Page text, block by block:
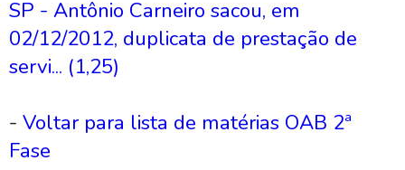
SP - Antônio Carneiro sacou, em
02/12/2012, duplicata de prestação de
servi... (1,25)
- Voltar para lista de matérias OAB 2ª
Fase